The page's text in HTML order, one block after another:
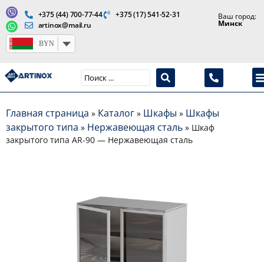
Главная страница » Каталог » Шкафы » Шкафы
закрытого типа » Нержавеющая сталь » Шкаф
закрытого типа AR-90 — Нержавеющая сталь
+375 (44) 700-77-44
+375 (17) 541-52-31
artinox@mail.ru
Ваш город:
Минск
BYN
Производство медицинской продукции и